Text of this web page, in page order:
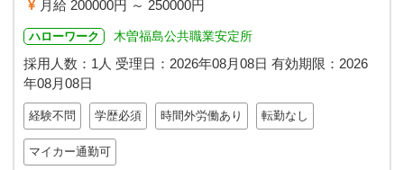
月給 200000円 ～ 250000円
ハローワーク 木曽福島公共職業安定所
採用人数：1人 受理日： 2026年08月08日 有効期限： 2026
年08月08日
経験不問 学歴必須 時間外労働あり 転勤なし
マイカー通勤可